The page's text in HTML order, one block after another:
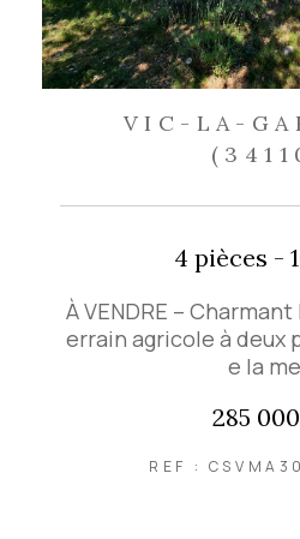
VIC-LA-
4 pièces -
À VENDRE –
errain agricole à deux
e la
285
REF :